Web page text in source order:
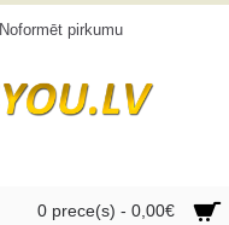
Noformēt pirkumu
0 prece(s) - 0,00€